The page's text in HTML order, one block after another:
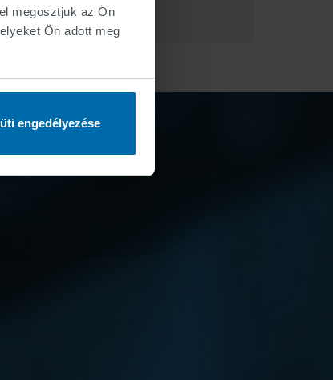
megosztjuk az Ön
Ön adott meg
engedélyezése